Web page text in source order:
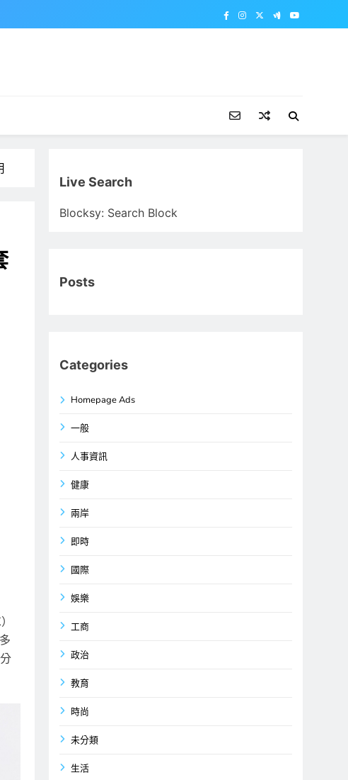
Live Search
Blocksy: Search Block
Posts
Categories
Homepage Ads
一般
人事資訊
健康
兩岸
即時
國際
娛樂
工商
政治
教育
時尚
未分類
生活